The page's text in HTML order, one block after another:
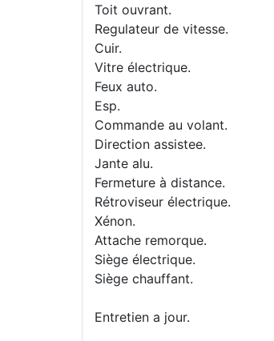
Toit ouvrant.
Regulateur de vitesse.
Cuir.
Vitre électrique.
Feux auto.
Esp.
Commande au volant.
Direction assistee.
Jante alu.
Fermeture à distance.
Rétroviseur électrique.
Xénon.
Attache remorque.
Siège électrique.
Siège chauffant.
Entretien a jour.